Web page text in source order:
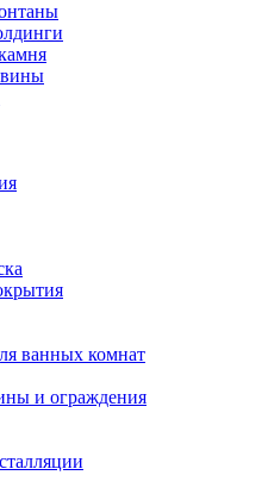
ванных комнат
и ограждения